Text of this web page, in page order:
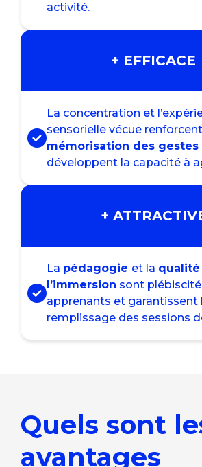
activité.
+ EFFICACE
La concentration et
sensorielle vécue
mémorisation des gestes
développent la capacité à
+
La pédagogie et la qualité
l’immersion sont
apprenants et garantissent
remplissage des sessions
Quels sont
avantages